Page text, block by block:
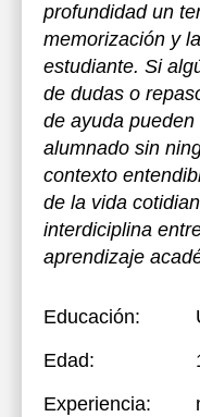
profundidad un
memorización y
estudiante. Si
de dudas o
de ayuda
alumnado sin
contexto
de la vida
interdiciplina
aprendizaje
Educación:
Edad:
Experiencia: